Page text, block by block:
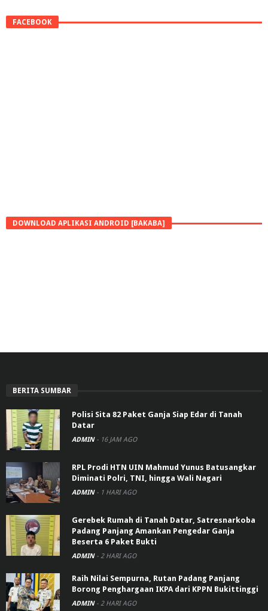
FACEBOOK
DOWNLOAD APLIKASI ANDROID [BAKABA]
BERITA SUMBAR
Polisi Sita 82 Paket Ganja Siap Edar di Tanah
Datar
ADMIN - 16 JAM AGO
RPL Prodi HTN UIN Mahmud Yunus Batusangkar
Diminati Polri, TNI, hingga Wali Nagari
ADMIN - 1 HARI AGO
Gerebek Rumah di Tanah Datar, Satresnarkoba
Padang Panjang Amankan Pengedar Ganja
Beserta 6 Paket Bukti
ADMIN - 2 HARI AGO
Raih Nilai Sempurna, Rutan Padang Panjang
Borong Penghargaan IKPA dari KPPN Bukittinggi
ADMIN - 2 HARI AGO